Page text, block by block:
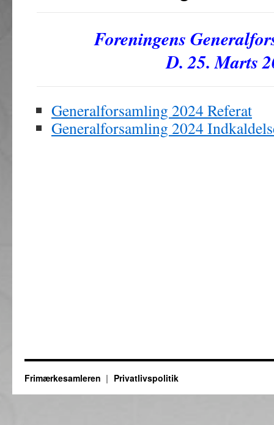
Foreningens
D. 25. Marts
Generalforsamling 2024 Referat
Generalforsamling 2024
Frimærkesamleren Privatlivspolitik